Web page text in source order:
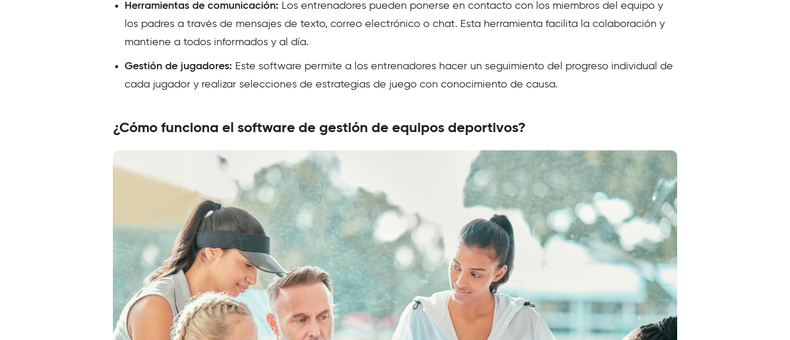
Herramientas de comunicación: Los entrenadores pueden ponerse en contacto con los miembros del equipo y
los padres a través de mensajes de texto, correo electrónico o chat. Esta herramienta facilita la colaboración y
mantiene a todos informados y al día.
Gestión de jugadores: Este software permite a los entrenadores hacer un seguimiento del progreso individual de
cada jugador y realizar selecciones de estrategias de juego con conocimiento de causa.
¿Cómo funciona el software de gestión de equipos deportivos?